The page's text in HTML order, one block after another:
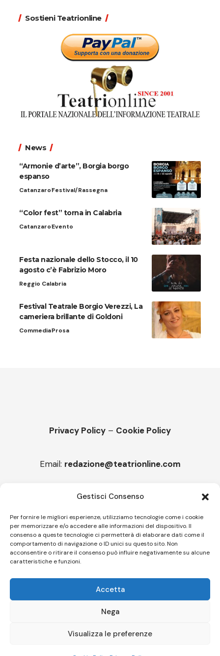
Gestisci Consenso
Per fornire le migliori esperienze, utilizziamo tecnologie come i cookie
per memorizzare e/o accedere alle informazioni del dispositivo. Il
consenso a queste tecnologie ci permetterà di elaborare dati come il
comportamento di navigazione o ID unici su questo sito. Non
acconsentire o ritirare il consenso può influire negativamente su alcune
caratteristiche e funzioni.
Accetta
Nega
Visualizza le preferenze
Sostieni Teatrionline
News
“Armonie d’arte”, Borgia borgo
espanso
CatanzaroFestival/Rassegna
“Color fest” torna in Calabria
CatanzaroEvento
Festa nazionale dello Stocco, il 10
agosto c’è Fabrizio Moro
Reggio Calabria
Festival Teatrale Borgio Verezzi, La
cameriera brillante di Goldoni
CommediaProsa
Privacy Policy – Cookie Policy
Email: redazione@teatrionline.com
“Color fest” torna in Calabria
Firenze - SEO BY SIMONE ROMPIETTI SR WEB
Le tue preferenze relative alla privacy